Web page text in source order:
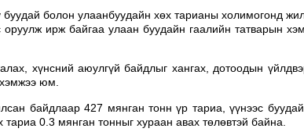
буудай болон улаанбуудайн хөх тарианы холимогонд
ирж байгаа улаан буудайн гаалийн татварын
хүнсний аюулгүй байдлыг хангах, дотоодын
хэмжээ юм.
байдлаар 427 мянган тонн үр тариа, үүнээс
0.3 мянган тонныг хураан авах төлөвтэй байна.